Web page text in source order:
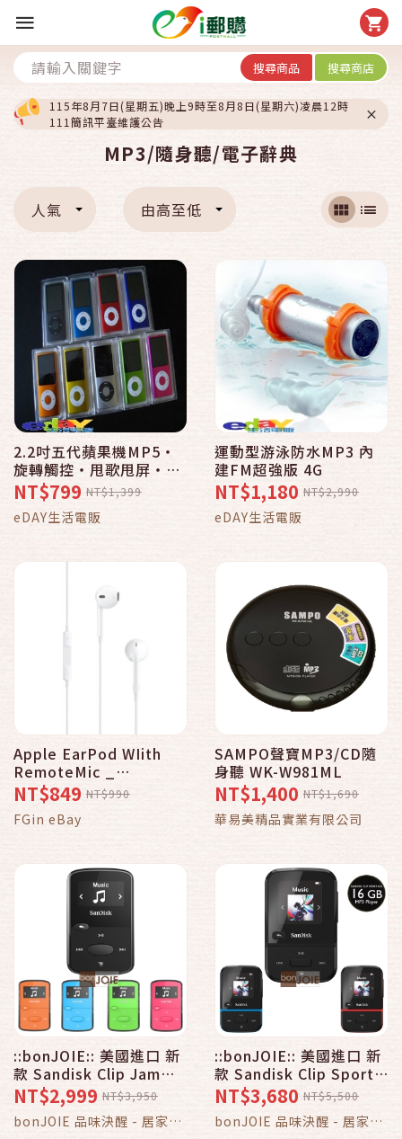
搜尋商品 搜尋商店
115年8月7日(星期五)晚上9時至8月8日(星期六)凌晨12時
111簡訊平臺維護公告
MP3/隨身聽/電子辭典
人氣 由高至低
2.2吋五代蘋果機MP5‧
旋轉觸控‧甩歌甩屏‧照
相攝影‧4G 9色可選 黑
NT$799 NT$1,399
eDAY生活電販
運動型游泳防水MP3 內
建FM超強版 4G
NT$1,180 NT$2,990
eDAY生活電販
Apple EarPod WIith
RemoteMic _
MD827FE/A 原廠公司貨
(隨附線控與麥克風）
NT$849 NT$990
FGin eBay
SAMPO聲寶MP3/CD隨
身聽 WK-W981ML
NT$1,400 NT$1,690
華易美精品實業有限公司
::bonJOIE:: 美國進口 新
款 Sandisk Clip Jam
MP3 Player 8GB 數位隨
身聽 (全新盒裝) FM收音
機 播放器
NT$2,999 NT$3,950
bonJOIE 品味決醒 - 居家．
::bonJOIE:: 美國進口 新
款 Sandisk Clip Sport
Go MP3 Player 16GB
數位隨身聽 (全新盒裝)
LED屏幕 FM收音機 播放
NT$3,680 NT$5,500
bonJOIE 品味決醒 - 居家．